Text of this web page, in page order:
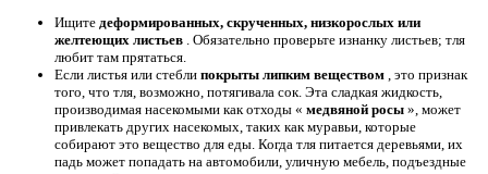
Ищите деформированных, скрученных, низкорослых или
желтеющих листьев . Обязательно проверьте изнанку листьев; тля
любит там прятаться.
Если листья или стебли покрыты липким веществом , это признак
того, что тля, возможно, потягивала сок. Эта сладкая жидкость,
производимая насекомыми как отходы « медвяной росы », может
привлекать других насекомых, таких как муравьи, которые
собирают это вещество для еды. Когда тля питается деревьями, их
падь может попадать на автомобили, уличную мебель, подъездные